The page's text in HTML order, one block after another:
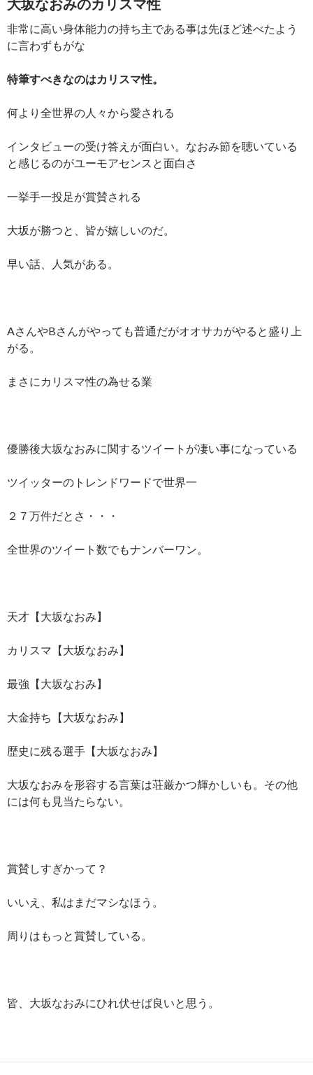
大坂なおみのカリスマ性
非常に高い身体能力の持ち主である事は先ほど述べたよう
に言わずもがな
特筆すべきなのはカリスマ性。
何より全世界の人々から愛される
インタビューの受け答えが面白い。なおみ節を聴いている
と感じるのがユーモアセンスと面白さ
一挙手一投足が賞賛される
大坂が勝つと、皆が嬉しいのだ。
早い話、人気がある。
AさんやBさんがやっても普通だがオオサカがやると盛り上
がる。
まさにカリスマ性の為せる業
優勝後大坂なおみに関するツイートが凄い事になっている
ツイッターのトレンドワードで世界一
２７万件だとさ・・・
全世界のツイート数でもナンバーワン。
天才【大坂なおみ】
カリスマ【大坂なおみ】
最強【大坂なおみ】
大金持ち【大坂なおみ】
歴史に残る選手【大坂なおみ】
大坂なおみを形容する言葉は荘厳かつ輝かしいも。その他
には何も見当たらない。
賞賛しすぎかって？
いいえ、私はまだマシなほう。
周りはもっと賞賛している。
皆、大坂なおみにひれ伏せば良いと思う。